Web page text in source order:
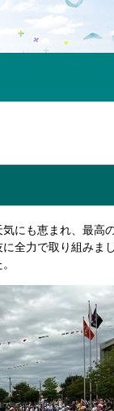
にも恵まれ、最高
全力で取り組み